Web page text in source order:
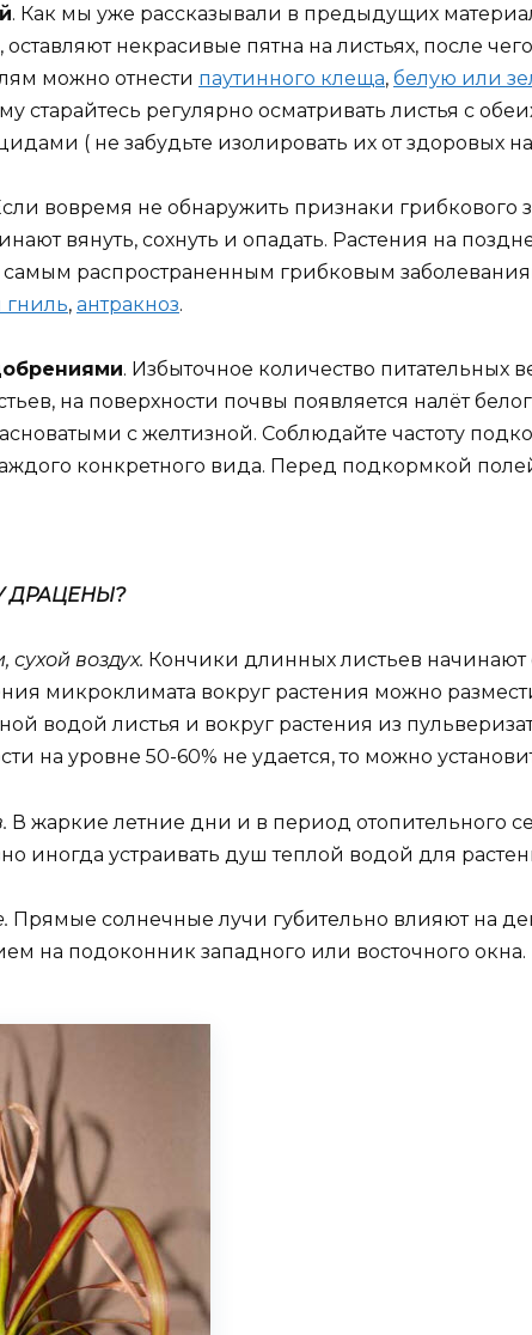
. Как мы уже рассказывали в предыдущих
некрасивые пятна на листьях, после
можно отнести паутинного клеща, белую или
старайтесь регулярно осматривать листья с
( не забудьте изолировать их от здоровых
вовремя не обнаружить признаки грибкового
вянуть, сохнуть и опадать. Растения на
распространенным грибковым
гниль, антракноз.
. Избыточное количество питательных
на поверхности почвы появляется налёт
с желтизной. Соблюдайте частоту
конкретного вида. Перед подкормкой
ДРАЦЕНЫ?
воздух. Кончики длинных листьев начинают
микроклимата вокруг растения можно
водой листья и вокруг растения из
на уровне 50-60% не удается, то можно
В жаркие летние дни и в период отопительного
иногда устраивать душ теплой водой для
Прямые солнечные лучи губительно влияют на
на подоконник западного или восточного окна.